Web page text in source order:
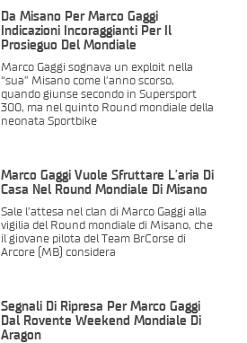
Da Misano Per Marco Gaggi
Indicazioni Incoraggianti Per Il
Prosieguo Del Mondiale
Marco Gaggi sognava un exploit nella
“sua” Misano come l’anno scorso,
quando giunse secondo in Supersport
300, ma nel quinto Round mondiale della
neonata Sportbike
Marco Gaggi Vuole Sfruttare L’aria Di
Casa Nel Round Mondiale Di Misano
Sale l’attesa nel clan di Marco Gaggi alla
vigilia del Round mondiale di Misano, che
il giovane pilota del Team BrCorse di
Arcore (MB) considera
Segnali Di Ripresa Per Marco Gaggi
Dal Rovente Weekend Mondiale Di
Aragon